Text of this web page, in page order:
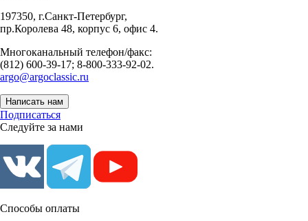
197350, г.Санкт-Петербург,
пр.Королева 48, корпус 6, офис 4.
Многоканальный телефон/факс:
(812) 600-39-17; 8-800-333-92-02.
argo@argoclassic.ru
Написать нам
Подписаться
Следуйте за нами
Способы оплаты